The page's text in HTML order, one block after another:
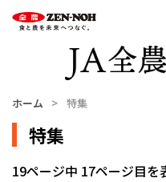
ホーム 特集
特集
19ページ中 17ページ目を